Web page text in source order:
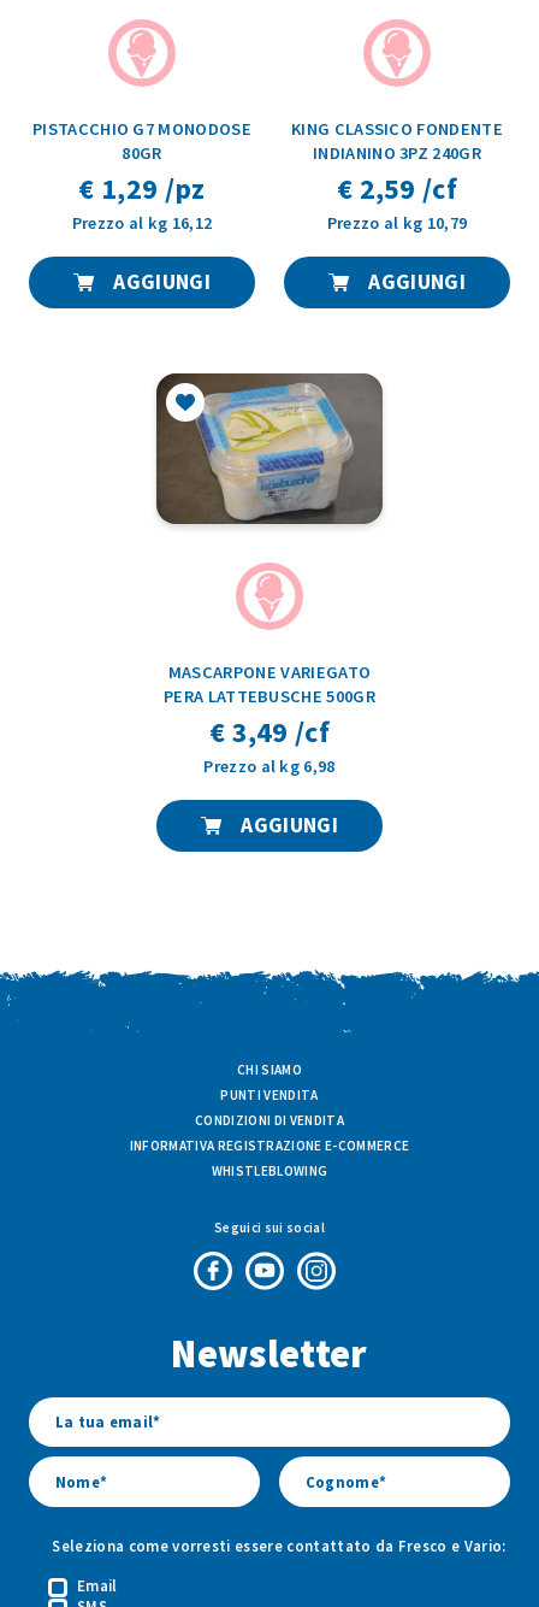
PISTACCHIO G7 MONODOSE
80GR
€ 1,29 /pz
Prezzo al kg 16,12
AGGIUNGI
KING CLASSICO FONDENTE
INDIANINO 3PZ 240GR
€ 2,59 /cf
Prezzo al kg 10,79
AGGIUNGI
MASCARPONE VARIEGATO
PERA LATTEBUSCHE 500GR
€ 3,49 /cf
Prezzo al kg 6,98
AGGIUNGI
CHI SIAMO
PUNTI VENDITA
CONDIZIONI DI VENDITA
INFORMATIVA REGISTRAZIONE E-COMMERCE
WHISTLEBLOWING
Seguici sui social
di
di
di
Newsletter
Seleziona come vorresti essere contattato da Fresco e Vario:
Email